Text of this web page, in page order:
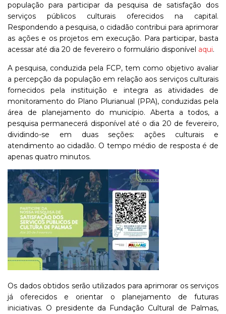
população para participar da pesquisa de satisfação dos
serviços públicos culturais oferecidos na capital.
Respondendo a pesquisa, o cidadão contribui para aprimorar
as ações e os projetos em execução. Para participar, basta
acessar até dia 20 de fevereiro o formulário disponível aqui.
A pesquisa, conduzida pela FCP, tem como objetivo avaliar
a percepção da população em relação aos serviços culturais
fornecidos pela instituição e integra as atividades de
monitoramento do Plano Plurianual (PPA), conduzidas pela
área de planejamento do município. Aberta a todos, a
pesquisa permanecerá disponível até o dia 20 de fevereiro,
dividindo-se em duas seções: ações culturais e
atendimento ao cidadão. O tempo médio de resposta é de
apenas quatro minutos.
Os dados obtidos serão utilizados para aprimorar os serviços
já oferecidos e orientar o planejamento de futuras
iniciativas. O presidente da Fundação Cultural de Palmas,